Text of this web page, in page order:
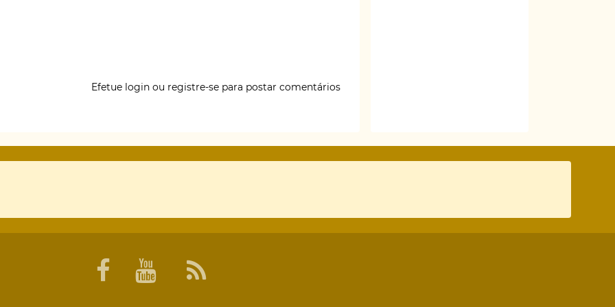
Efetue loginou registre-separa postar comentários